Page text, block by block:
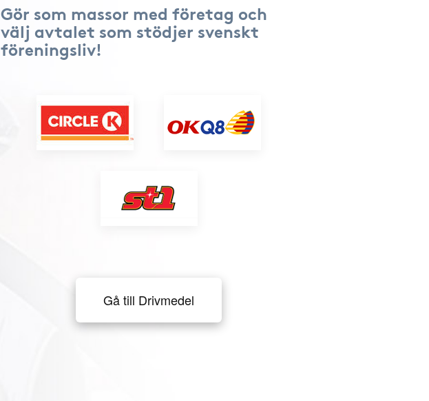
Gör som massor med företag och
välj avtalet som stödjer svenskt
föreningsliv!
Gå till Drivmedel